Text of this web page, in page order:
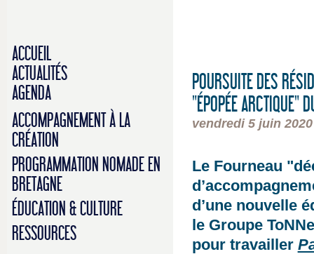
ACCUEIL
ACTUALITÉS
AGENDA
ACCOMPAGNEMENT À LA
CRÉATION
PROGRAMMATION NOMADE EN
BRETAGNE
ÉDUCATION & CULTURE
RESSOURCES
POURSUITE DES
"ÉPOPÉE ARCTIQUE"
vendredi 5 juin 2020
Le Fourneau
d’une nouvelle
le Groupe
pour travailler